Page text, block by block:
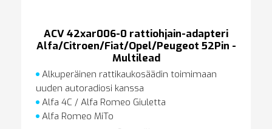
ACV 42xar006-0 rattiohjain-adapteri
Alfa/Citroen/Fiat/Opel/Peugeot 52Pin -
Multilead
Alkuperäinen rattikaukosäädin toimimaan
uuden autoradiosi kanssa
Alfa 4C / Alfa Romeo Giuletta
Alfa Romeo MiTo